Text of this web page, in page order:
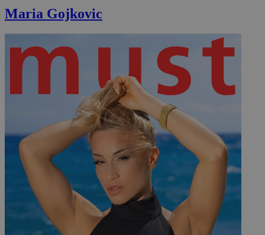
Maria Gojkovic